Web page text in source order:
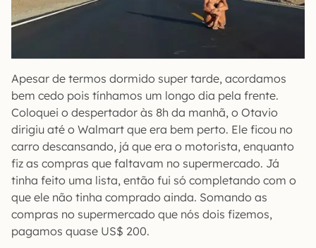
Apesar de termos dormido super tarde, acordamos
bem cedo pois tínhamos um longo dia pela frente.
Coloquei o despertador às 8h da manhã, o Otavio
dirigiu até o Walmart que era bem perto. Ele ficou no
carro descansando, já que era o motorista, enquanto
fiz as compras que faltavam no supermercado. Já
tinha feito uma lista, então fui só completando com o
que ele não tinha comprado ainda. Somando as
compras no supermercado que nós dois fizemos,
pagamos quase US$ 200.